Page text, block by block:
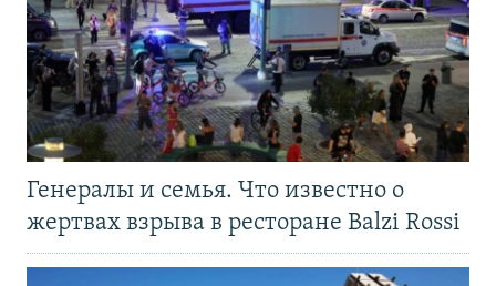
Генералы и семья. Что известно о
жертвах взрыва в ресторане Balzi Rossi